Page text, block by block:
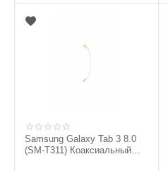
Samsung Galaxy Tab 3 8.0
(SM-T311) Коаксиальный